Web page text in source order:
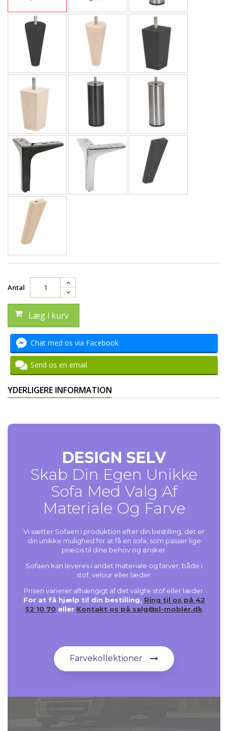
Antal
Læg i kurv
Chat med os via Facebook
Send os en email
YDERLIGERE INFORMATION
DESIGN SELV
Skab Din Egen Unikke
Sofa Med Valg Af
Materiale Og Farve
Vi sætter Sofaen i produktion efter din bestilling, det er
din unikke mulighed for at få en sofa, som passer lige
præcis til dine behov og ønsker.
Sofaen kan leveres i andet materiale og farver, både i
stof, velour eller læder.
Prisen varierer afhængigt af det valgte stof eller læder.
For at få hjælp til din bestilling, Ring til os på 42
52 10 70 eller Kontakt os på salg@xl-mobler.dk
Farvekollektioner